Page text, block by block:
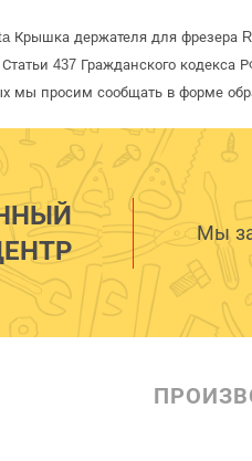
Крышка держателя для фрезера
437 Гражданского кодекса
мы просим сообщать в форме
Мы